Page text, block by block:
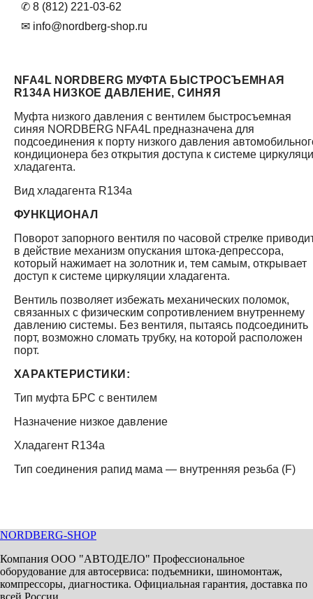
✆ 8 (812) 221-03-62
✉ info@nordberg-shop.ru
NFA4L NORDBERG МУФТА БЫСТРОСЪЕМНАЯ
R134A НИЗКОЕ ДАВЛЕНИЕ, СИНЯЯ
Муфта низкого давления с вентилем быстросъемная
синяя NORDBERG NFA4L предназначена для
подсоединения к порту низкого давления
кондиционера без открытия доступа к системе
хладагента.
Вид хладагента R134a
ФУНКЦИОНАЛ
Поворот запорного вентиля по часовой стрелке
в действие механизм опускания штока-депрессора,
который нажимает на золотник и, тем самым, открывает
доступ к системе циркуляции хладагента.
Вентиль позволяет избежать механических поломок,
связанных с физическим сопротивлением внутреннему
давлению системы. Без вентиля, пытаясь подсоединить
порт, возможно сломать трубку, на которой расположен
порт.
ХАРАКТЕРИСТИКИ:
Тип муфта БРС с вентилем
Назначение низкое давление
Хладагент R134a
Тип соединения рапид мама — внутренняя резьба (F)
NORDBERG-SHOP
Компания ООО "АВТОДЕЛО" Профессиональное
оборудование для автосервиса: подъемники, шиномонтаж,
компрессоры, диагностика. Официальная гарантия, доставка по